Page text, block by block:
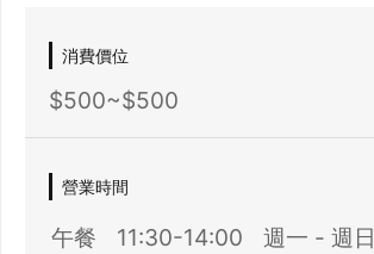
消費價位
$500~$500
營業時間
午餐 11:30-14:00
週一 - 週日